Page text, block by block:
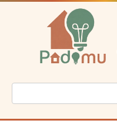
Перейти
Поиск: